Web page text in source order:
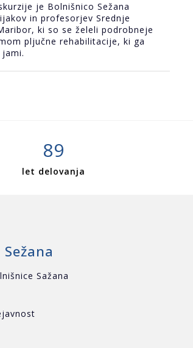
je Bolnišnico Sežana
in profesorjev Srednje
ki so se želeli podrobneje
pljučne rehabilitacije, ki ga
89
let delovanja
Sažana